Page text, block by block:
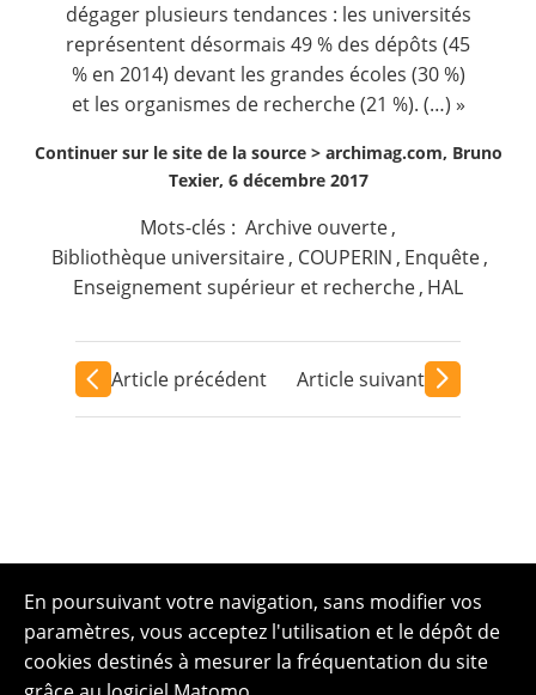
dégager plusieurs tendances : les universités
représentent désormais 49 % des dépôts (45
% en 2014) devant les grandes écoles (30 %)
et les organismes de recherche (21 %). (…) »
Continuer sur le site de la source > archimag.com, Bruno
Texier, 6 décembre 2017
Mots-clés : Archive ouverte ,
Bibliothèque universitaire, COUPERIN , Enquête,
Enseignement supérieur et recherche, HAL
Article précédent Article suivant
En poursuivant votre navigation, sans modifier vos
paramètres, vous acceptez l'utilisation et le dépôt de
cookies destinés à mesurer la fréquentation du site